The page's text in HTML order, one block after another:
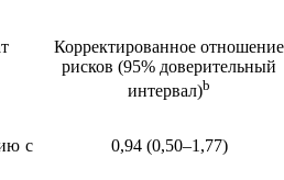
Корректированное отношение
рисков (95% доверительный
интервал)b
с
0,94 (0,50–1,77)